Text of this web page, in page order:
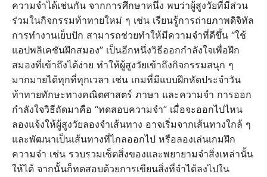
ความจำได้เช่นกัน จากการศึกษาหนึ่ง พบว่าผู้สูงวัยที่มีส่วน
ร่วมในกิจกรรมท้าทายใหม่ ๆ เช่น เรียนรู้การถ่ายภาพดิจิทัล
การทำงานเย็บปัก สามารถช่วยทำให้มีความจำที่ดีขึ้น “ใช้
แอปพลิเคชันฝึกสมอง” เป็นอีกหนึ่งวิธีออกกำลังใจเพื่อฝึก
สมองที่เข้าถึงได้ง่าย ทำให้ผู้สูงวัยเข้าถึงกิจกรรมสนุก ๆ
มากมายได้ทุกที่ทุกเวลา เช่น เกมที่มีแบบฝึกหัดประจำวัน
ท้าทายทักษะทางคณิตศาสตร์ ภาษา และความจำ การออก
กำลังใจวิธีถัดมาคือ “ทดสอบความจำ” เมื่อจะออกไปไหน
ลองแจ้งให้ผู้สูงวัยลองจำเส้นทาง อาจเริ่มจากเส้นทางใกล้ ๆ
และพัฒนาเป็นเส้นทางที่ไกลออกไป หรือลองเล่นเกมฝึก
ความจำ เช่น รวบรวมเซ็ตสิ่งของและพยายามจำสิ่งเหล่านั้น
ให้ได้ จากนั้นก็ทดสอบด้วยการเขียนสิ่งที่จำได้ลงไปใน